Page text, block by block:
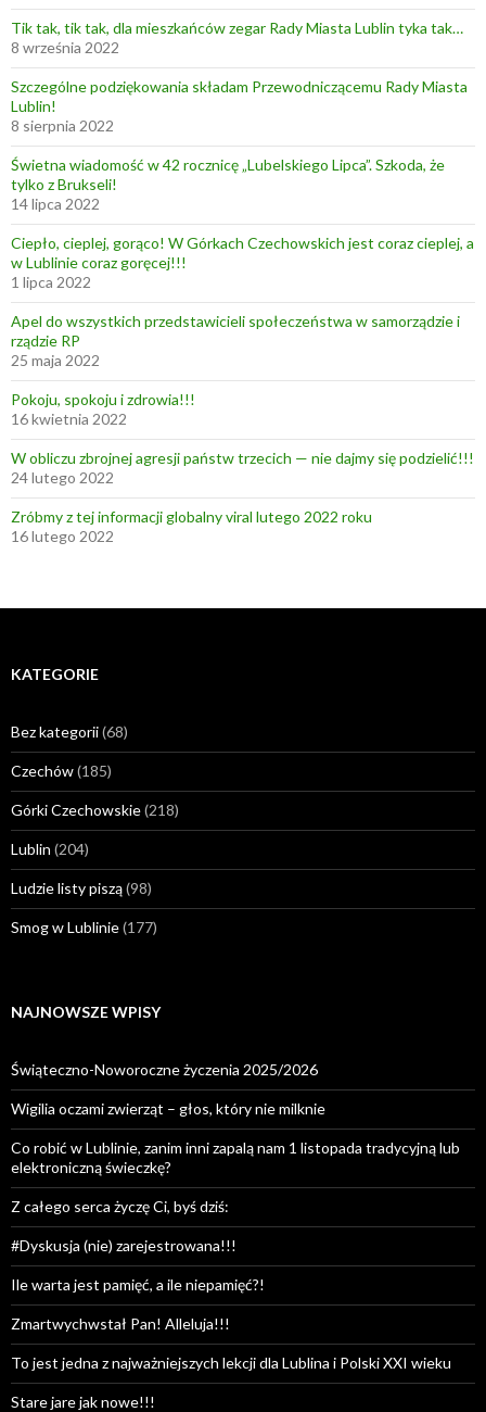
e
ę
Tik tak, tik tak, dla mieszkańców zegar Rady Miasta Lublin tyka tak…
8 września 2022
Szczególne podziękowania składam Przewodniczącemu Rady Miasta
Lublin!
8 sierpnia 2022
Świetna wiadomość w 42 rocznicę „Lubelskiego Lipca”. Szkoda, że
tylko z Brukseli!
14 lipca 2022
Ciepło, cieplej, gorąco! W Górkach Czechowskich jest coraz cieplej, a
w Lublinie coraz goręcej!!!
1 lipca 2022
Apel do wszystkich przedstawicieli społeczeństwa w samorządzie i
rządzie RP
25 maja 2022
Pokoju, spokoju i zdrowia!!!
16 kwietnia 2022
W obliczu zbrojnej agresji państw trzecich — nie dajmy się podzielić!!!
24 lutego 2022
Zróbmy z tej informacji globalny viral lutego 2022 roku
16 lutego 2022
KATEGORIE
Bez kategorii(68)
Czechów(185)
Górki Czechowskie(218)
Lublin (204)
Ludzie listy piszą(98)
Smog w Lublinie(177)
NAJNOWSZE WPISY
Świąteczno-Noworoczne życzenia 2025/2026
Wigilia oczami zwierząt – głos, który nie milknie
Co robić w Lublinie, zanim inni zapalą nam 1 listopada tradycyjną lub
elektroniczną świeczkę?
Z całego serca życzę Ci, byś dziś:
#Dyskusja (nie) zarejestrowana!!!
Ile warta jest pamięć, a ile niepamięć?!
Zmartwychwstał Pan! Alleluja!!!
To jest jedna z najważniejszych lekcji dla Lublina i Polski XXI wieku
Stare jare jak nowe!!!